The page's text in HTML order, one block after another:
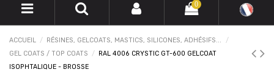
0
ACCUEIL
RÉSINES, GELCOATS, MASTICS, SILICONES, ADHÉSIFS...
GEL COATS / TOP COATS
RAL 4006 CRYSTIC GT-600 GELCOAT
ISOPHTALIQUE - BROSSE